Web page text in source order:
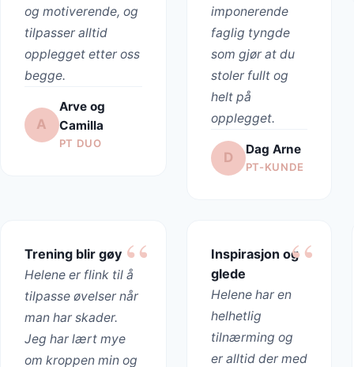
og motiverende, og
tilpasser alltid
opplegget etter oss
begge.
A
Arve og
Camilla
PT DUO
imponerende
faglig tyngde
som gjør at du
stoler fullt og
helt på
opplegget.
D
Dag Arne
PT-KUNDE
Trening blir gøy
Helene er flink til å
tilpasse øvelser når
man har skader.
Jeg har lært mye
om kroppen min og
Inspirasjon og
glede
Helene har en
helhetlig
tilnærming og
er alltid der med